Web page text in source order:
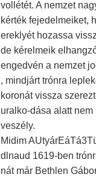
vollétét. A nemzet
kérték fejedelmeiket,
ereklyét hozassa
de kérelmeik
engedvén a nemzet
, mindjárt trónra
koronát vissza
uralko-dása alatt nem
veszély.
Midim
dlnaud 1619-ben
nát már Bethlen